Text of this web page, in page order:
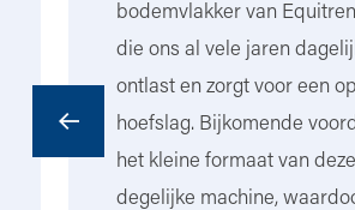
bodemvlakker van
die ons al vele jaren
ontlast en zorgt voor een
hoefslag. Bijkomende
het kleine formaat van deze
degelijke machine,